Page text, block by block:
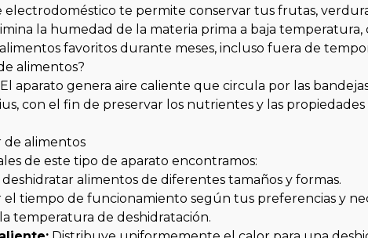
electrodoméstico te permite conservar tus frutas,
la humedad de la materia prima a baja
favoritos durante meses, incluso fuera de
alimentos?
aparato genera aire caliente que circula por las
con el fin de preservar los nutrientes y las
de alimentos
de este tipo de aparato encontramos:
alimentos de diferentes tamaños y formas.
tiempo de funcionamiento según tus preferencias y
temperatura de deshidratación.